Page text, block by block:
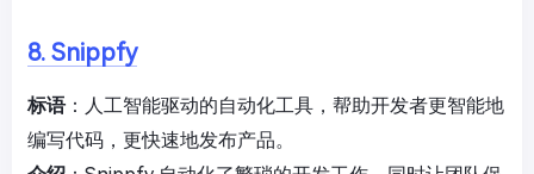
8. Snippfy
标语：人工智能驱动的自动化工具，帮助开发者更智能地
编写代码，更快速地发布产品。